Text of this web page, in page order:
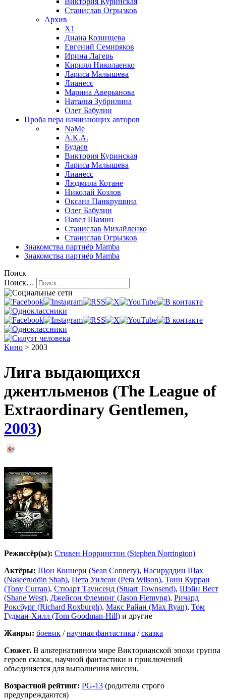
Станислав Огрызков
Архив
X1
Диана Козинцева
Евгений Семиряков
Ирина Лагерь
Кирилл Николаенко
Лариса Малышева
Лианесс
Марина Аверьянова
Наталья Зубрилина
Олег Бабулин
Проба пера начинающих авторов
NaMe
А.К.А.
Будаев
Виктория Куринская
Лариса Малышева
Лианесс
Людмила Котане
Николай Козлов
Оксана Панкрушина
Олег Бабулин
Павел Шамин
Станислав Михайленко
Станислав Огрызков
Знакомства партнёр Mamba
Знакомства партнёр Mamba
Поиск
Поиск…
Кино > 2003
Лига выдающихся
джентльменов (The League of
Extraordinary Gentlemen,
2003)
Режиссёр(ы): Стивен Норрингтон (Stephen Norrington)
Актёры: Шон Коннери (Sean Connery), Насируддин Шах
(Naseeruddin Shah), Пета Уилсон (Peta Wilson), Тони Курран
(Tony Curran), Стюарт Таунсенд (Stuart Townsend), Шэйн Вест
(Shane West), Джейсон Флеминг (Jason Flemyng), Ричард
Роксбург (Richard Roxburgh), Макс Райан (Max Ryan), Том
Гудман-Хилл (Tom Goodman-Hill) и другие
Жанры: боевик /научная фантастика /сказка
Сюжет. В альтернативном мире Викторианской эпохи группа
героев сказок, научной фантастики и приключений
объединяется для выполнения миссии.
Возрастной рейтинг: PG-13 (родители строго
предупреждаются)